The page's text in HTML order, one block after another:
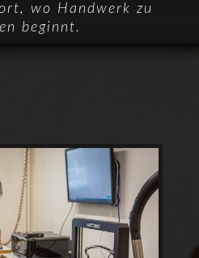
wo Handwerk zu
beginnt.